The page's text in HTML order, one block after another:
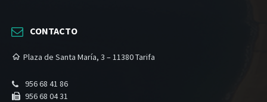
CONTACTO
Plaza de Santa María, 3 – 11380 Tarifa
956 68 41 86
956 68 04 31